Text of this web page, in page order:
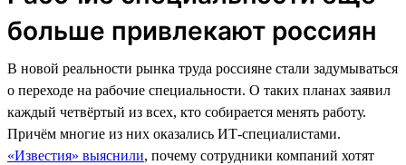
больше привлекают россиян
В новой реальности рынка труда россияне стали задумываться
о переходе на рабочие специальности. О таких планах заявил
каждый четвёртый из всех, кто собирается менять работу.
Причём многие из них оказались ИТ-специалистами.
«Известия» выяснили, почему сотрудники компаний хотят